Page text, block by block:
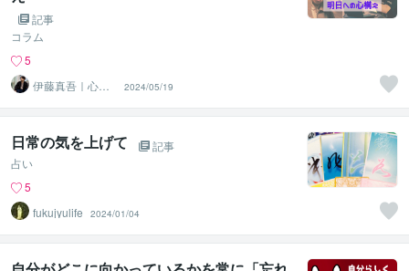
記事
コラム
5
伊藤真吾｜心理
カウンセラー
2024/05/19
日常の気を上げて
記事
占い
5
fukujyulife
2024/01/04